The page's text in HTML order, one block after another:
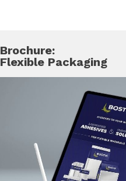
Brochure:
Flexible Packaging